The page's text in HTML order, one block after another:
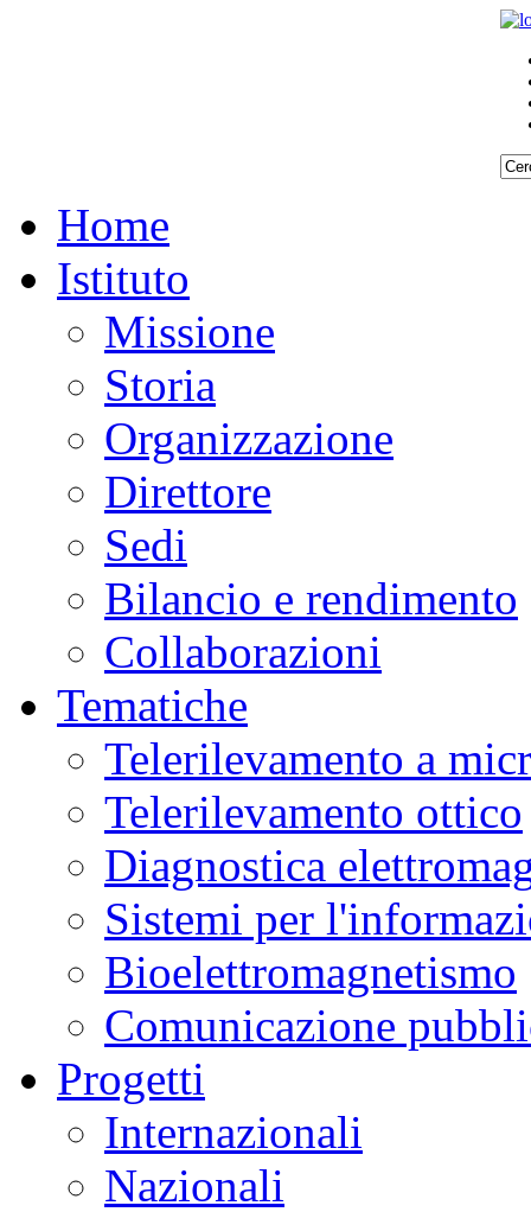
Home
Istituto
Missione
Storia
Organizzazione
Direttore
Sedi
Bilancio e rendimento
Collaborazioni
Tematiche
Telerilevamento a
Telerilevamento ottico
Diagnostica
Sistemi per
Bioelettromagnetismo
Comunicazione
Progetti
Internazionali
Nazionali